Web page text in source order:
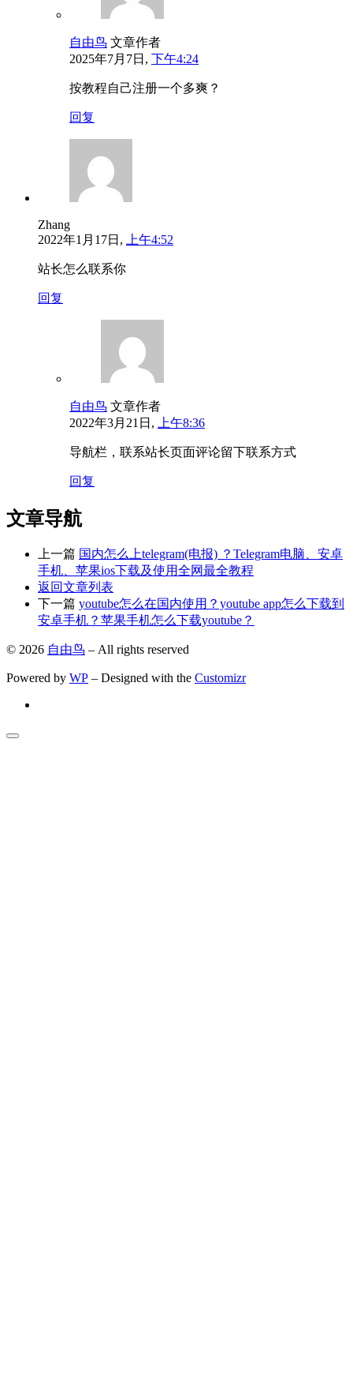
自由鸟 文章作者
2025年7月7日, 下午4:24
按教程自己注册一个多爽？
回复
Zhang
2022年1月17日,
上午4:52
站长怎么联系你
回复
自由鸟 文章作者
2022年3月21日,
上午8:36
导航栏，联系站长页面评论留下联系方式
回复
文章导航
上一篇 国内怎么上telegram(电报) ？Telegram电脑、安卓
手机、苹果ios下载及使用全网最全教程
返回文章列表
下一篇 youtube怎么在国内使用？youtube app怎么下载到
安卓手机？苹果手机怎么下载youtube？
© 2026 自由鸟 – All rights reserved
Powered by WP – Designed with the Customizr